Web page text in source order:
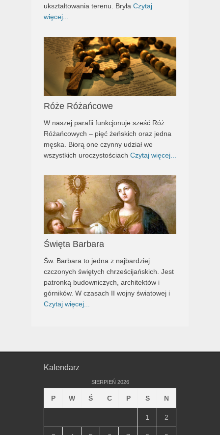
ukształtowania terenu. Bryła Czytaj
więcej...
Róże Różańcowe
W naszej parafii funkcjonuje sześć Róż
Różańcowych – pięć żeńskich oraz jedna
męska. Biorą one czynny udział we
wszystkich uroczystościach Czytaj więcej...
Święta Barbara
Św. Barbara to jedna z najbardziej
czczonych świętych chrześcijańskich. Jest
patronką budowniczych, architektów i
górników. W czasach II wojny światowej i
Czytaj więcej...
Kalendarz
SIERPIEŃ 2026
P W Ś C P S N
1 2